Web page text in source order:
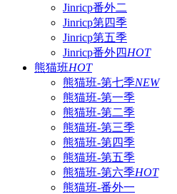
Jinricp番外二
Jinricp第四季
Jinricp第五季
Jinricp番外四HOT
熊猫班HOT
熊猫班-第七季NEW
熊猫班-第一季
熊猫班-第二季
熊猫班-第三季
熊猫班-第四季
熊猫班-第五季
熊猫班-第六季HOT
熊猫班-番外一